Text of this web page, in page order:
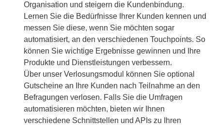
Organisation und steigern die Kundenbindung.
Lernen Sie die Bedürfnisse Ihrer Kunden kennen und
messen Sie diese, wenn Sie möchten sogar
automatisiert, an den verschiedenen Touchpoints. So
können Sie wichtige Ergebnisse gewinnen und Ihre
Produkte und Dienstleistungen verbessern.
Über unser Verlosungsmodul können Sie optional
Gutscheine an Ihre Kunden nach Teilnahme an den
Befragungen verlosen. Falls Sie die Umfragen
automatisieren möchten, bieten wir Ihnen
verschiedene Schnittstellen und APIs zu Ihren